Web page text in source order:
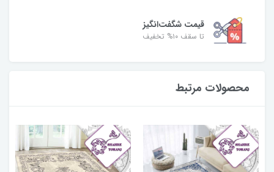
قیمت شگفت‌انگیز
تا سقف ۱۰% تخفیف
محصولات مرتبط